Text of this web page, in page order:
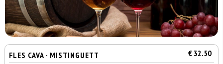
FLES CAVA - MISTINGUETT € 32.50